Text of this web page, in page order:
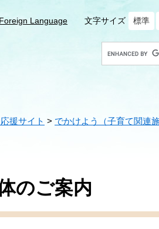
Foreign Language 文字サイズ 標準
カ
援サイト > でかけよう（子育て関連施
のご案内